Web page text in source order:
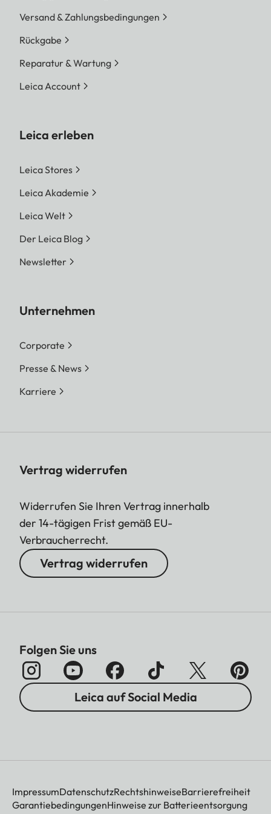
Versand & Zahlungsbedingungen
Rückgabe
Reparatur & Wartung
Leica Account
Leica erleben
Leica Stores
Leica Akademie
Leica Welt
Der Leica Blog
Newsletter
Unternehmen
Corporate
Presse & News
Karriere
Vertrag widerrufen
Widerrufen Sie Ihren Vertrag innerhalb
der 14-tägigen Frist gemäß EU-
Verbraucherrecht.
Vertrag widerrufen
Folgen Sie uns
Leica auf Social Media
ImpressumDatenschutzRechtshinweiseBarrierefreiheit
GarantiebedingungenHinweise zur Batterieentsorgung